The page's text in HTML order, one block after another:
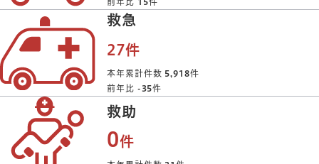
救急
27件
本年累計件数 5,918件
前年比 -35件
救助
0件